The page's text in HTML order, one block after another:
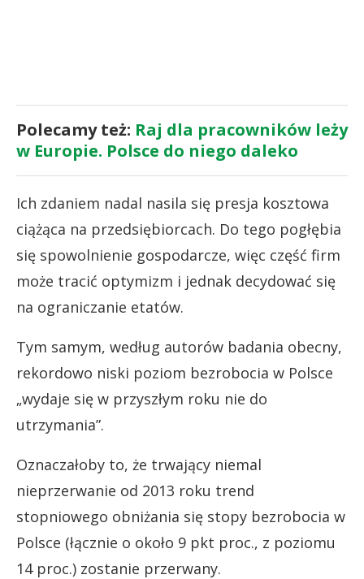
Polecamy też: Raj dla pracowników leży
w Europie. Polsce do niego daleko
Ich zdaniem nadal nasila się presja kosztowa
ciążąca na przedsiębiorcach. Do tego pogłębia
się spowolnienie gospodarcze, więc część firm
może tracić optymizm i jednak decydować się
na ograniczanie etatów.
Tym samym, według autorów badania obecny,
rekordowo niski poziom bezrobocia w Polsce
„wydaje się w przyszłym roku nie do
utrzymania”.
Oznaczałoby to, że trwający niemal
nieprzerwanie od 2013 roku trend
stopniowego obniżania się stopy bezrobocia w
Polsce (łącznie o około 9 pkt proc., z poziomu
14 proc.) zostanie przerwany.